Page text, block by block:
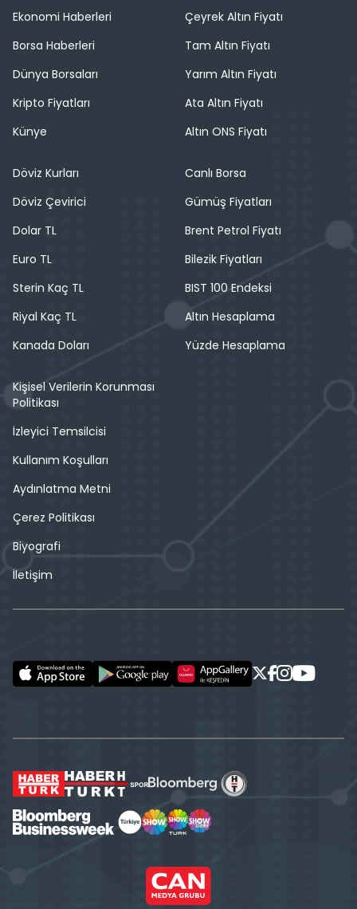
Ekonomi Haberleri
Borsa Haberleri
Dünya Borsaları
Kripto Fiyatları
Künye
Çeyrek Altın Fiyatı
Tam Altın Fiyatı
Yarım Altın Fiyatı
Ata Altın Fiyatı
Altın ONS Fiyatı
Döviz Kurları
Döviz Çevirici
Dolar TL
Euro TL
Sterin Kaç TL
Riyal Kaç TL
Kanada Doları
Canlı Borsa
Gümüş Fiyatları
Brent Petrol Fiyatı
Bilezik Fiyatları
BIST 100 Endeksi
Altın Hesaplama
Yüzde Hesaplama
Kişisel Verilerin Korunması
Politikası
İzleyici Temsilcisi
Kullanım Koşulları
Aydınlatma Metni
Çerez Politikası
Biyografi
İletişim